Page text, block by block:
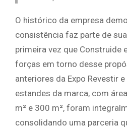
O histórico da empresa
consistência faz parte de
primeira vez que Construide
forças em torno desse
anteriores da Expo Revestir
estandes da marca, com
m² e 300 m², foram
consolidando uma parceria